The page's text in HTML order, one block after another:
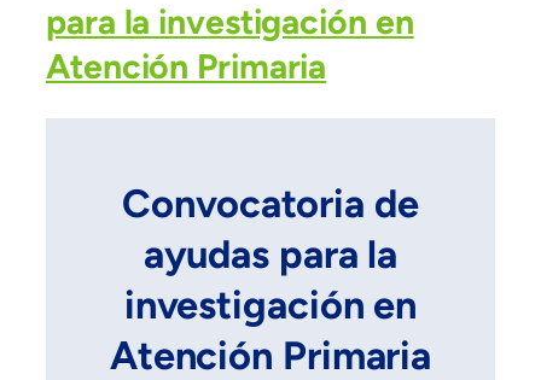
para la investigación en
Atención Primaria
Convocatoria de
ayudas para la
investigación en
Atención Primaria